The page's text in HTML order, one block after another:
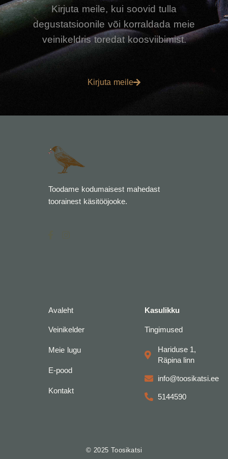
Kirjuta meile, kui soovid tulla
degustatsioonile või korraldada meie
veinikeldris toredat koosviibimist.
Kirjuta meile
Toodame kodumaisest mahedast
toorainest käsitööjooke.
f
Avaleht
Veinikelder
Meie lugu
E-pood
Kontakt
Kasulikku
Tingimused
Hariduse 1,
Räpina linn
info@toosikatsi.ee
5144590
© 2025 Toosikatsi